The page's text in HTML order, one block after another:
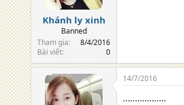
Khánh ly xinh
Banned
Tham gia
8/4/2016
Bài viết
0
14/7/2016
..................